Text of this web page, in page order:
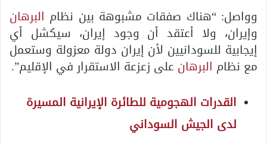
وواصل: “هناك صفقات مشبوهة بين نظام البرهان
وإيران، ولا أعتقد أن وجود إيران، سيكشل أي
إيجابية للسودانيين لأن إيران دولة معزولة وستعمل
مع نظام البرهان على زعزعة الاستقرار في الإقليم”.
القدرات الهجومية للطائرة الإيرانية المسيرة
لدى الجيش السوداني